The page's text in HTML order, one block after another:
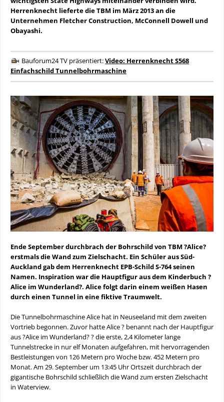
Herrenknecht lieferte die TBM im März 2013 an die
Unternehmen Fletcher Construction, McConnell Dowell und
Obayashi.
Bauforum24 TV präsentiert:Video: Herrenknecht S568
Einfachschild Tunnelbohrmaschine
Ende September durchbrach der Bohrschild von TBM ?Alice?
erstmals die Wand zum Zielschacht. Ein Schüler aus Süd-
Auckland gab dem Herrenknecht EPB-Schild S-764 seinen
Namen. Inspiration war die Hauptfigur aus dem Kinderbuch ?
Alice im Wunderland?. Alice folgt darin einem weißen Hasen
durch einen Tunnel in eine fiktive Traumwelt.
Die Tunnelbohrmaschine Alice hat in Neuseeland mit dem zweiten
Vortrieb begonnen. Zuvor hatte Alice ? benannt nach der Hauptfigur
aus ?Alice im Wunderland? ? die erste, 2,4 Kilometer lange
Tunnelstrecke in nur elf Monaten aufgefahren, mit hervorragenden
Bestleistungen von 126 Metern pro Woche bzw. 452 Metern pro
Monat. Am 29. September um 13:45 Uhr Ortszeit durchbrach der
gigantische Bohrschild schließlich die Wand zum ersten Zielschacht
in Waterview.